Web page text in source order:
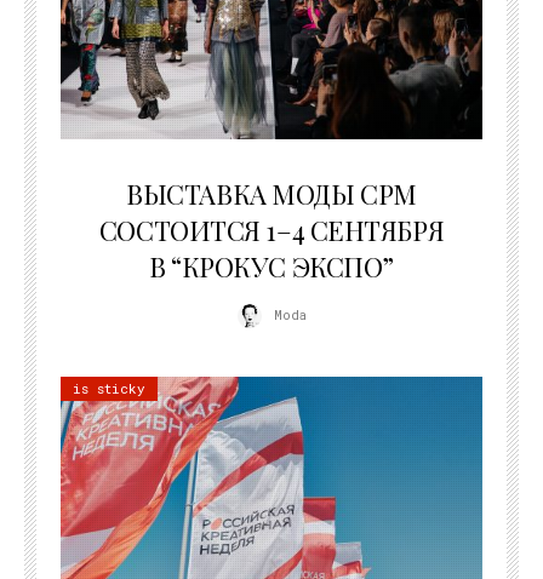
ВЫСТАВКА МОДЫ CPM
СОСТОИТСЯ 1–4 СЕНТЯБРЯ
В “КРОКУС ЭКСПО”
Moda
is sticky